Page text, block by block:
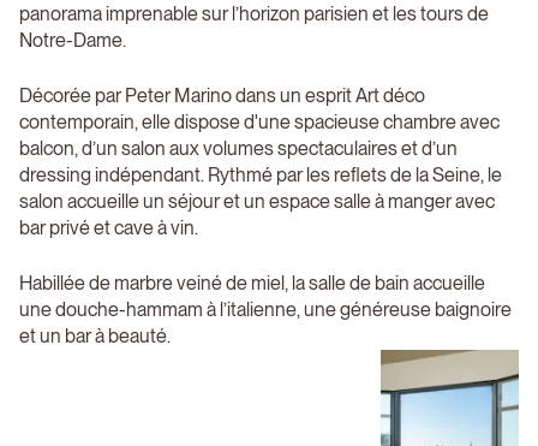
panorama imprenable sur l’horizon parisien et les tours de
Notre-Dame.
Décorée par Peter Marino dans un esprit Art déco
contemporain, elle dispose d'une spacieuse chambre avec
balcon, d’un salon aux volumes spectaculaires et d’un
dressing indépendant. Rythmé par les reflets de la Seine, le
salon accueille un séjour et un espace salle à manger avec
bar privé et cave à vin.
Habillée de marbre veiné de miel, la salle de bain accueille
une douche-hammam à l’italienne, une généreuse baignoire
et un bar à beauté.